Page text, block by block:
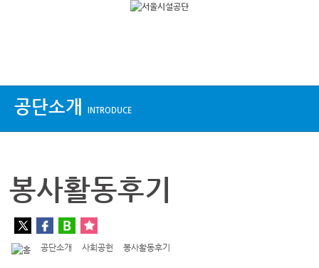
공단소개 INTRODUCE
봉사활동후기
공단소개 사회공헌 봉사활동후기